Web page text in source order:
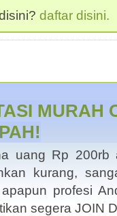
daftar disini.
MURAH
uang Rp
kurang,
profesi
segera JOIN